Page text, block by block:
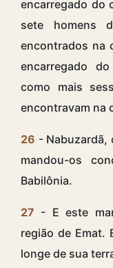
encarregado do
sete homens
encontrados na
encarregado
como mais
encontravam na
26 - Nabuzardã,
mandou-os
Babilônia.
27 - E este
região de Emat.
longe de sua